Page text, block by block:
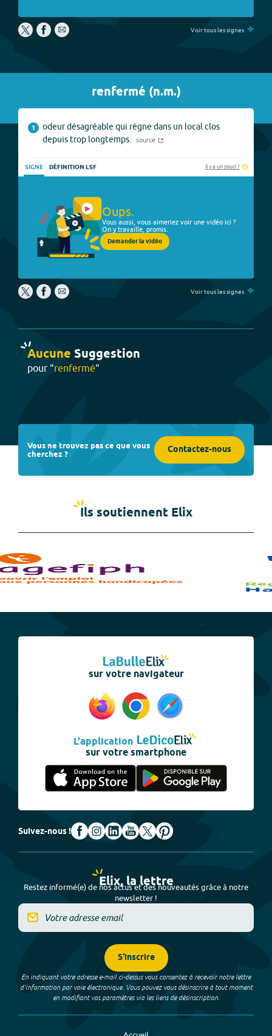
Voir tous les signes +
renfermé (n.m.)
1
odeur désagréable qui règne dans un local clos
depuis trop longtemps.
source
SIGNE DÉFINITION LSF Il y a un souci ?
Oups.
Vous aussi, vous aimeriez voir une vidéo ici ?
On y travaille, promis.
Demander la vidéo
Voir tous les signes +
Aucune Suggestion
pour "renfermé"
Vous ne trouvez pas ce que vous
cherchez ? Contactez-nous
Ils soutiennent Elix
sur votre navigateur
L'application
sur votre smartphone
Suivez-nous !
Elix, la lettre
Restez informé(e) de nos actus et des nouveautés grâce à notre
newsletter !
S'inscrire
En indiquant votre adresse e-mail ci-dessus vous consentez à recevoir notre lettre
d’information par voie électronique. Vous pouvez vous désinscrire à tout moment
en modifiant vos paramètres via les liens de désinscription.